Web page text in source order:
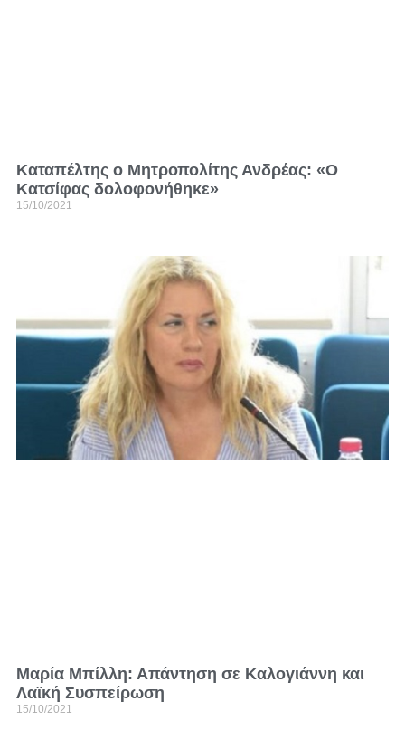
Καταπέλτης ο Μητροπολίτης Ανδρέας: «Ο
Κατσίφας δολοφονήθηκε»
15/10/2021
Μαρία Μπίλλη: Απάντηση σε Καλογιάννη και
Λαϊκή Συσπείρωση
15/10/2021